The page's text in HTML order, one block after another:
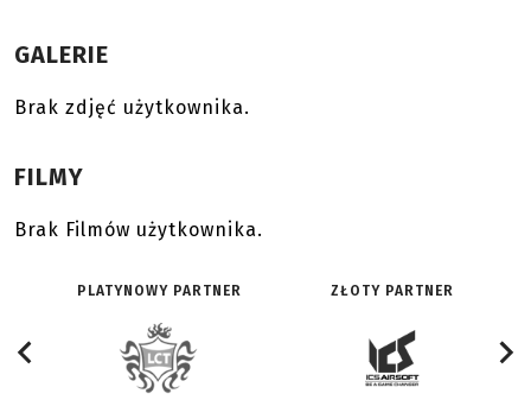
GALERIE
Brak zdjęć użytkownika.
FILMY
Brak Filmów użytkownika.
PLATYNOWY PARTNER ZŁOTY PARTNER